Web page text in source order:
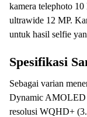
kamera telephoto
ultrawide 12 MP.
untuk hasil selfie
Spesifikasi
Sebagai varian
Dynamic AMOLED
resolusi WQHD+